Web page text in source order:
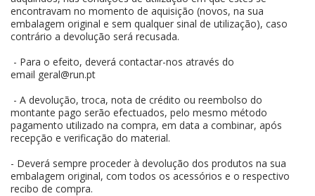
encontravam no momento de aquisição (novos, na sua
embalagem original e sem qualquer sinal de utilização), caso
contrário a devolução será recusada.
- Para o efeito, deverá contactar-nos através do
email geral@run.pt
- A devolução, troca, nota de crédito ou reembolso do
montante pago serão efectuados, pelo mesmo método
pagamento utilizado na compra, em data a combinar, após
recepção e verificação do material.
- Deverá sempre proceder à devolução dos produtos na sua
embalagem original, com todos os acessórios e o respectivo
recibo de compra.